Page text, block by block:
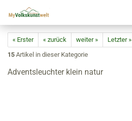
« Erster « zurück weiter »
Letzter »
15 Artikel in dieser Kategorie
Adventsleuchter klein natur